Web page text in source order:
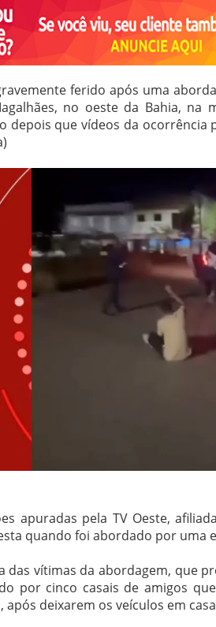
ferido após uma
no oeste da Bahia, na
depois que vídeos da ocorrência
apuradas pela TV Oeste,
quando foi abordado por uma
das vítimas da abordagem, que
por cinco casais de amigos
após deixarem os veículos em